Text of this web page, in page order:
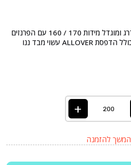
לונג פיקניק חמאם זוגי משודרג ומוגדל מידות 170 / 160 עם הפרנזים
(הבד נטו 160/160 ס"מ ) כולל הדפסת ALLOVER עשוי מבד ננו
+
המשך להזמנה